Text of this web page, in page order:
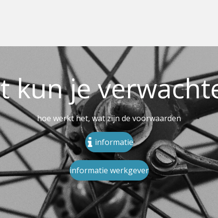
kun je
hoe werkt het, wat zijn de voorwaarden
informatie
informatie werkgever